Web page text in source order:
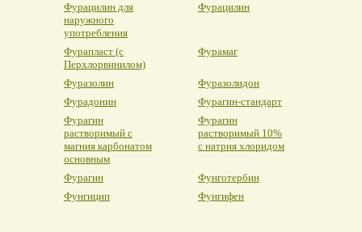
Фурацилин для
наружного
употребления
Фурацилин
Фурапласт (с
Перхлорвинилом)
Фурамаг
Фуразолин
Фуразолидон
Фурадонин
Фурагин-стандарт
Фурагин
растворимый с
магния карбонатом
основным
Фурагин
растворимый 10%
с натрия хлоридом
Фурагин
Фунготербин
Фунгицип
Фунгифен